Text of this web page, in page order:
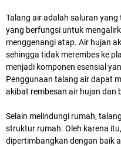
Talang air adalah saluran
yang berfungsi untuk
menggenangi atap. Air hujan
sehingga tidak merembes ke
menjadi komponen esensial
Penggunaan talang air dapat
akibat rembesan air hujan dan
Selain melindungi rumah,
struktur rumah. Oleh karena
dipertimbangkan dengan baik